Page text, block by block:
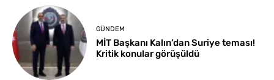
GÜNDEM
MİT Başkanı Kalın’dan Suriye teması!
Kritik konular görüşüldü